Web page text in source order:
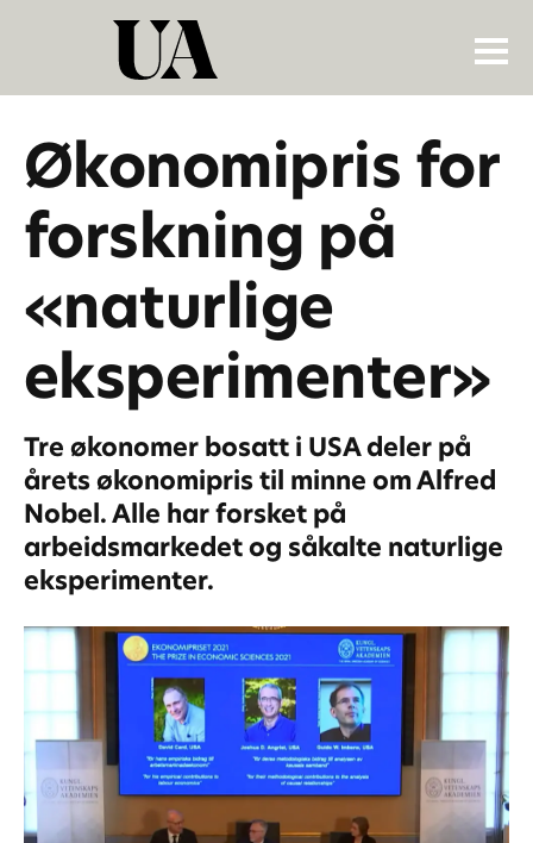
Økonomipris for
forskning på
«naturlige
eksperimenter»
Tre økonomer bosatt i USA deler på
årets økonomipris til minne om Alfred
Nobel. Alle har forsket på
arbeidsmarkedet og såkalte naturlige
eksperimenter.